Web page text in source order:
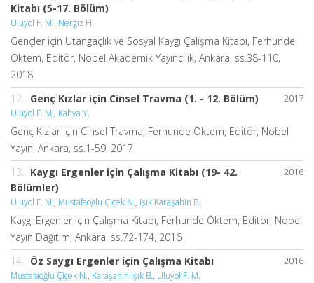
Kitabı (5-17. Bölüm)
Uluyol F. M., Nergiz H.
Gençler için Utangaçlık ve Sosyal Kaygı Çalışma Kitabı, Ferhunde
Öktem, Editör, Nobel Akademik Yayıncılık, Ankara, ss.38-110,
2018
2017
12. Genç Kızlar için Cinsel Travma (1. - 12. Bölüm)
Uluyol F. M., Kahya Y.
Genç Kızlar için Cinsel Travma, Ferhunde Öktem, Editör, Nobel
Yayın, Ankara, ss.1-59, 2017
2016
13.
Kaygı Ergenler için Çalışma Kitabı (19- 42.
Bölümler)
Uluyol F. M., Mustafaoğlu Çiçek N., Işık Karaşahin B.
Kaygı Ergenler için Çalışma Kitabı, Ferhunde Öktem, Editör, Nobel
Yayın Dağıtım, Ankara, ss.72-174, 2016
2016
14. Öz Saygı Ergenler için Çalışma Kitabı
Mustafaoğlu Çiçek N., Karaşahin Işık B., Uluyol F. M.